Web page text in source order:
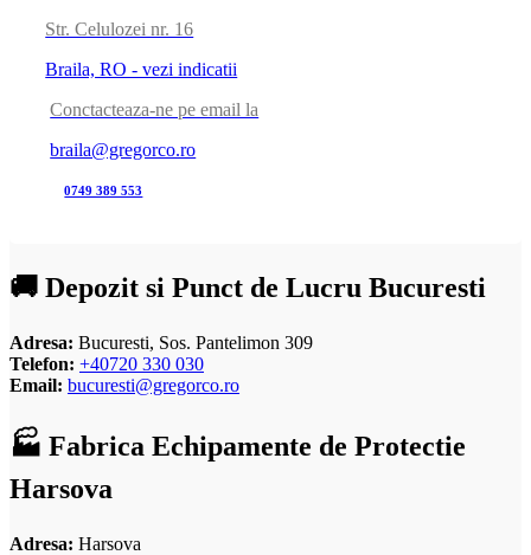
Str. Celulozei nr. 16
Braila, RO - vezi indicatii
Conctacteaza-ne pe email la
braila@gregorco.ro
0749 389 553
🚚 Depozit si Punct de Lucru Bucuresti
Adresa: Bucuresti, Sos. Pantelimon 309
Telefon: +40720 330 030
Email: bucuresti@gregorco.ro
🏭 Fabrica Echipamente de Protectie
Harsova
Adresa: Harsova